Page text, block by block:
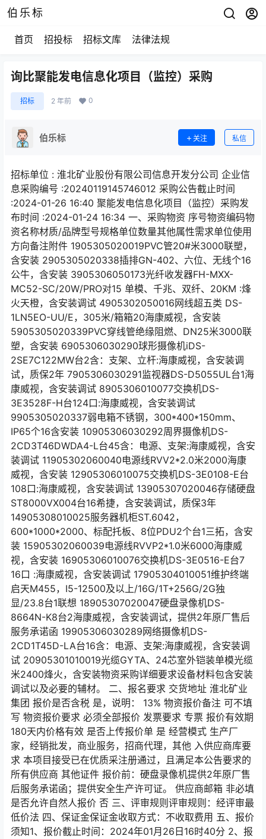
伯乐标
首页 招投标 招标文库 法律法规
询比聚能发电信息化项目（监控）采购
招标 2 年前 0
伯乐标 关注 私信
招标单位 : 淮北矿业股份有限公司信息开发分公司 企业信
息采购编号 :20240119145746012 采购公告截止时间
:2024-01-26 16:40 聚能发电信息化项目（监控）采购发
布时间 :2024-01-24 16:34 一、采购物资 序号物资编码物
资名称材质/品牌型号规格单位数量其他属性需求单位使用
方向备注附件 1905305020019PVC管20#米3000联塑，
含安装 2905305020338插排GN-402、六位、无线个16
公牛，含安装 3905306050173光纤收发器FH-MXX-
MC52-SC/20W/PRO对15 单模、千兆、双纤、20KM :烽
火天橙，含安装调试 4905302050016网线超五类 DS-
1LN5EO-UU/E，305米/箱箱20海康威视，含安装
5905305020339PVC穿线管绝缘阻燃、DN25米3000联
塑，含安装 6905306030290球形摄像机iDS-
2SE7C122MW台2含：支架、立杆:海康威视，含安装调
试，质保2年 7905306030291监视器DS-D5055UL台1海
康威视，含安装调试 8905306010077交换机DS-
3E3528F-H台124口:海康威视，含安装调试
9905305020337弱电箱不锈钢，300*400*150mm、
IP65个16含安装 10905306030292周界摄像机DS-
2CD3T46DWDA4-L台45含：电源、支架:海康威视，含安
装调试 11905302060040电源线RVV2*2.0米2000海康
威视，含安装 12905306010075交换机DS-3E0108-E台
108口:海康威视，含安装调试 13905307020046存储硬盘
ST8000VX004台16希捷，含安装调试，质保3年
14905308010025服务器机柜ST.6042，
600*1000*2000、标配托板、8位PDU2个台1三拓，含安
装 15905302060039电源线RVVP2*1.0米6000海康威
视，含安装 16905306010076交换机DS-3E0516-E台7
16口 :海康威视，含安装调试 17905304010051维护终端
启天M455，I5-12500及以上/16G/1T+256G/2G独
显/23.8台1联想 18905307020047硬盘录像机DS-
8664N-K8台2海康威视，含安装调试，提供2年原厂售后
服务承诺函 19905306030289网络摄像机DS-
2CD1T45D-LA台16含：电源、支架:海康威视，含安装调
试 20905301010019光缆GYTA、24芯室外铠装单模光缆
米2400烽火，含安装物资采购详细要求设备材料包含安装
调试以及必要的辅材。 二、报名要求 交货地址 淮北矿业
集团 报价是否含税 是，说明： 13% 物资报价备注 可不填
写 物资报价要求 必须全部报价 发票要求 专票 报价有效期
180天内价格有效 是否上传报价单 是 经营模式 生产厂
家，经销批发，商业服务，招商代理，其他 入供应商库要
求 本项目接受已在优质采注册通过，且满足本公告要求的
所有供应商 其他证件 报价前：硬盘录像机提供2年原厂售
后服务承诺函；提供安全生产许可证。 供应商邮箱 非必填
是否允许自然人报价 否 三、评审规则评审规则：经评审最
低价法 四、保证金保证金收取方式：不收取费用 五、报价
须知1、报价截止时间：2024年01月26日16时40分 2、报